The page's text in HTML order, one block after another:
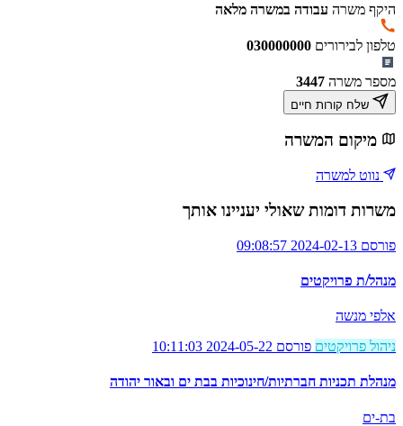
היקף משרה עבודה במשרה מלאה
טלפון לבירורים 030000000
מספר משרה 3447
מיקום המשרה
נווט למשרה
משרות דומות שאולי יעניינו אותך
פורסם 2024-02-13 09:08:57
מנהל/ת פרויקטים
אלפי מנשה
ניהול פרויקטים פורסם 2024-05-22 10:11:03
מנהלת תכניות חברתיות/חינוכיות בבת ים ובאור יהודה
בת-ים